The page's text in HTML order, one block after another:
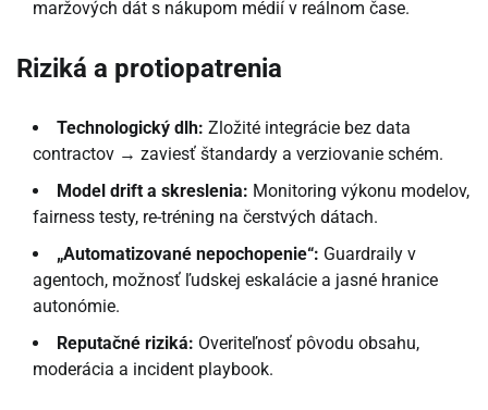
maržových dát s nákupom médií v reálnom čase.
Riziká a protiopatrenia
Technologický dlh: Zložité integrácie bez data
contractov → zaviesť štandardy a verziovanie schém.
Model drift a skreslenia: Monitoring výkonu modelov,
fairness testy, re-tréning na čerstvých dátach.
„Automatizované nepochopenie“: Guardraily v
agentoch, možnosť ľudskej eskalácie a jasné hranice
autonómie.
Reputačné riziká: Overiteľnosť pôvodu obsahu,
moderácia a incident playbook.